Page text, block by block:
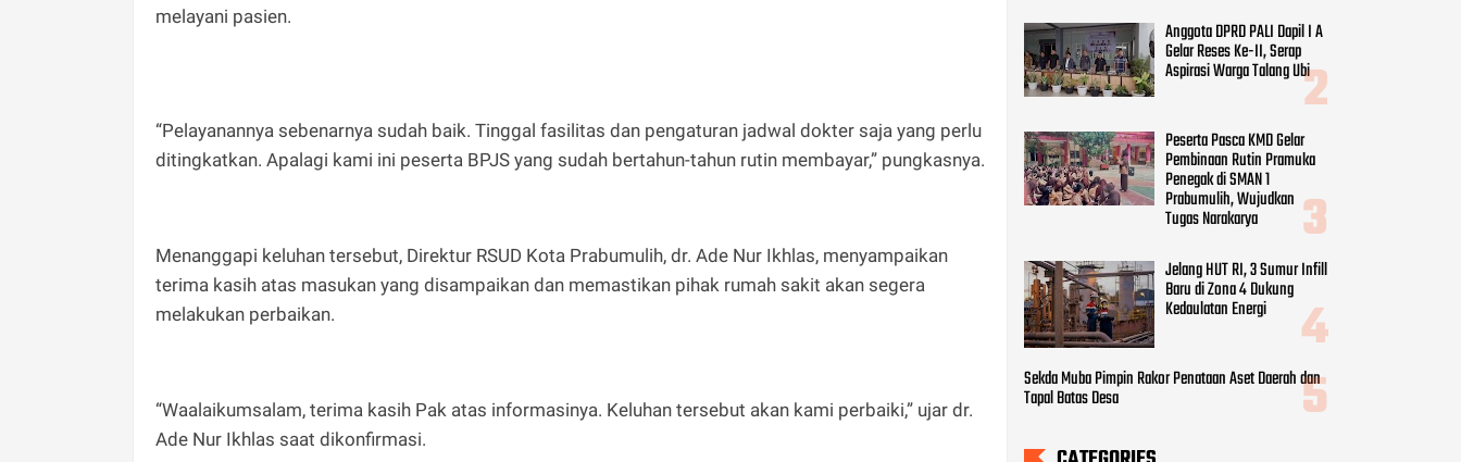
melayani pasien.
“Pelayanannya sebenarnya sudah baik. Tinggal fasilitas dan pengaturan jadwal dokter saja yang perlu
ditingkatkan. Apalagi kami ini peserta BPJS yang sudah bertahun-tahun rutin membayar,” pungkasnya.
Menanggapi keluhan tersebut, Direktur RSUD Kota Prabumulih, dr. Ade Nur Ikhlas, menyampaikan
terima kasih atas masukan yang disampaikan dan memastikan pihak rumah sakit akan segera
melakukan perbaikan.
“Waalaikumsalam, terima kasih Pak atas informasinya. Keluhan tersebut akan kami perbaiki,” ujar dr.
Ade Nur Ikhlas saat dikonfirmasi.
Anggota DPRD PALI Dapil I A
Gelar Reses Ke-II, Serap
Aspirasi Warga Talang Ubi
Peserta Pasca KMD Gelar
Pembinaan Rutin Pramuka
Penegak di SMAN 1
Prabumulih, Wujudkan
Tugas Narakarya
Jelang HUT RI, 3 Sumur Infill
Baru di Zona 4 Dukung
Kedaulatan Energi
Sekda Muba Pimpin Rakor Penataan Aset Daerah dan
Tapal Batas Desa